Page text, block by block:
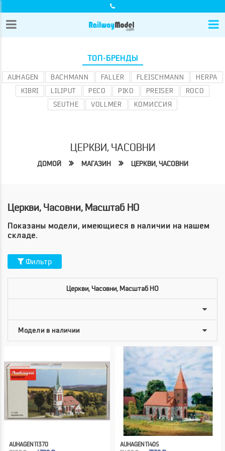
ТОП-БРЕНДЫ
AUHAGEN BACHMANN FALLER FLEISCHMANN
HERPA
KIBRI
LILIPUT PECO PIKO PREISER
ROCO
SEUTHE
VOLLMER КОМИССИЯ
ЦЕРКВИ, ЧАСОВНИ
ДОМОЙ МАГАЗИН ЦЕРКВИ, ЧАСОВНИ
Церкви, Часовни, Масштаб HO
Показаны модели, имеющиеся в наличии на нашем
складе.
Фильтр
Церкви, Часовни, Масштаб HO
AUHAGEN 11370
AUHAGEN 11405